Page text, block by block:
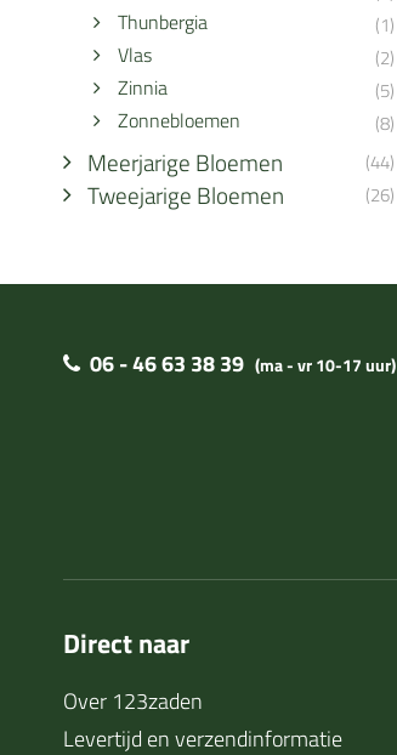
Thunbergia (1)
Vlas (2)
Zinnia (5)
Zonnebloemen (8)
Meerjarige Bloemen (44)
Tweejarige Bloemen (26)
06 - 46 63 38 39 (ma - vr 10-17 uur)
Direct naar
Over 123zaden
Levertijd en verzendinformatie